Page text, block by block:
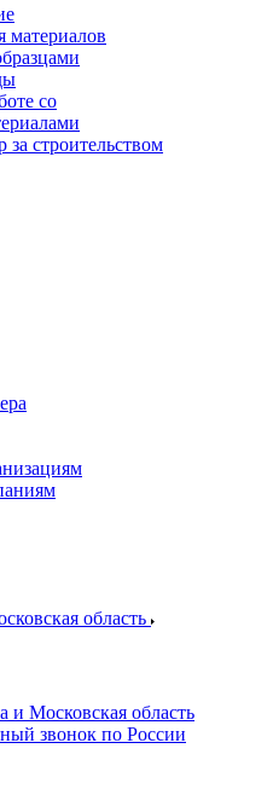
материалов
со
за строительством
область
и Московская область
звонок по России